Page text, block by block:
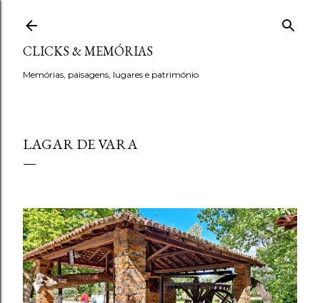
Avançar para o conteúdo principal
CLICKS & MEMÓRIAS
Memórias, paisagens, lugares e património
LAGAR DE VARA